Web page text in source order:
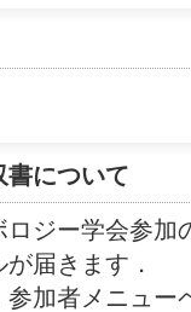
書について
ロジー学会参
届きます．
参加者メニュ